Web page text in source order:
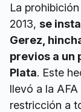
La
2013, se
Gerez,
previos a un
Plata. Este
llevó a la
restricción a